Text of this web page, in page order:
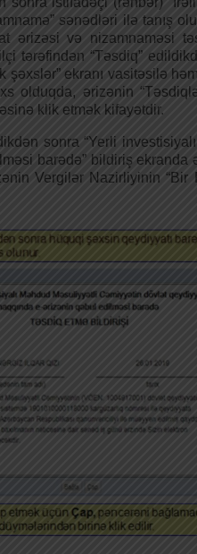
sənədləri ilə tanış
ərizəsi və nizamnaməsi
tərəfindən “Təsdiq”
şəxslər” ekranı vasitəsilə
olduqda, ərizənin
klik etmək kifayətdir.
sonra “Yerli
barədə” bildiriş ekranda
Vergilər Nazirliyinin “Bir